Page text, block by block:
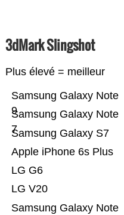
3dMark Slingshot
Plus élevé = meilleur
Samsung Galaxy Note
LG V20
LG G6
Apple iPhone 6s Plus
Samsung Galaxy S7
Samsung Galaxy Note
7
Samsung Galaxy Note
9